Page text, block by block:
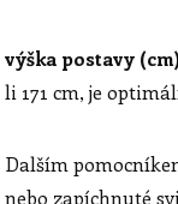
výška postavy
li 171 cm, je
Dalším
nebo zapíchnuté